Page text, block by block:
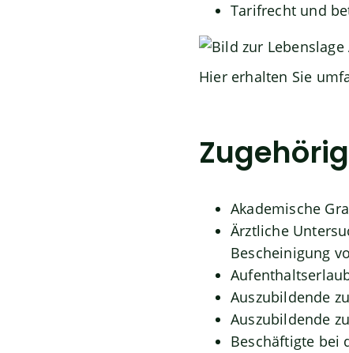
Tarifrecht und
Hier erhalten Sie
Akademische
Ärztliche
Bescheinigung
Auszubildende
Auszubildende
Beschäftigte bei